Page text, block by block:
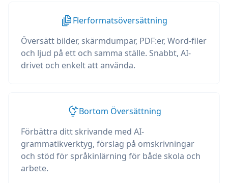
Flerformatsöversättning
Översätt bilder, skärmdumpar, PDF:er, Word-filer
och ljud på ett och samma ställe. Snabbt, AI-
drivet och enkelt att använda.
Bortom Översättning
Förbättra ditt skrivande med AI-
grammatikverktyg, förslag på omskrivningar
och stöd för språkinlärning för både skola och
arbete.